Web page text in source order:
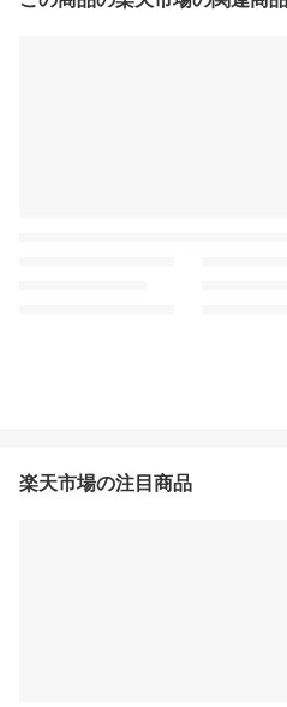
楽天市場の注目商品